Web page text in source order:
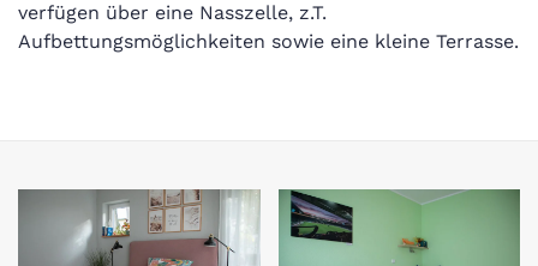
verfügen über eine Nasszelle, z.T.
Aufbettungsmöglichkeiten sowie eine kleine Terrasse.